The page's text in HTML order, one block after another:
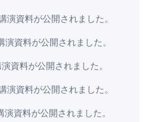
資料が公開されました。
資料が公開されました。
資料が公開されました。
資料が公開されました。
資料が公開されました。